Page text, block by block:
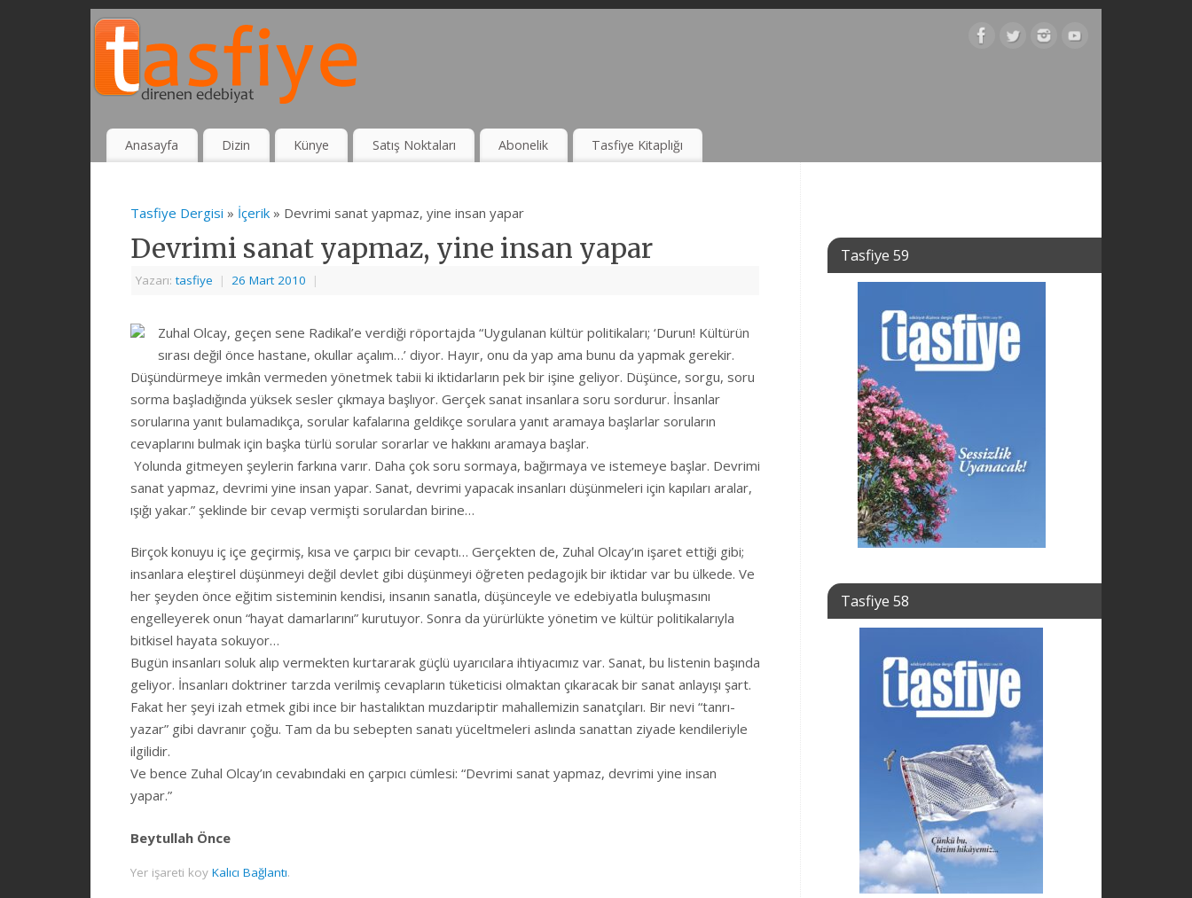
Anasayfa Dizin Künye Satış Noktaları Abonelik Tasfiye Kitaplığı
Tasfiye Dergisi » İçerik » Devrimi sanat yapmaz, yine insan yapar
Devrimi sanat yapmaz, yine insan yapar
Yazarı:tasfiye | 26 Mart 2010 |
Zuhal Olcay, geçen sene Radikal’e verdiği röportajda “Uygulanan kültür politikaları; ‘Durun! Kültürün
sırası değil önce hastane, okullar açalım…’ diyor. Hayır, onu da yap ama bunu da yapmak gerekir.
Düşündürmeye imkân vermeden yönetmek tabii ki iktidarların pek bir işine geliyor. Düşünce, sorgu, soru
sorma başladığında yüksek sesler çıkmaya başlıyor. Gerçek sanat insanlara soru sordurur. İnsanlar
sorularına yanıt bulamadıkça, sorular kafalarına geldikçe sorulara yanıt aramaya başlarlar soruların
cevaplarını bulmak için başka türlü sorular sorarlar ve hakkını aramaya başlar.
Yolunda gitmeyen şeylerin farkına varır. Daha çok soru sormaya, bağırmaya ve istemeye başlar. Devrimi
sanat yapmaz, devrimi yine insan yapar. Sanat, devrimi yapacak insanları düşünmeleri için kapıları aralar,
ışığı yakar.” şeklinde bir cevap vermişti sorulardan birine…
Birçok konuyu iç içe geçirmiş, kısa ve çarpıcı bir cevaptı… Gerçekten de, Zuhal Olcay’ın işaret ettiği gibi;
insanlara eleştirel düşünmeyi değil devlet gibi düşünmeyi öğreten pedagojik bir iktidar var bu ülkede. Ve
her şeyden önce eğitim sisteminin kendisi, insanın sanatla, düşünceyle ve edebiyatla buluşmasını
engelleyerek onun “hayat damarlarını” kurutuyor. Sonra da yürürlükte yönetim ve kültür politikalarıyla
bitkisel hayata sokuyor…
Bugün insanları soluk alıp vermekten kurtararak güçlü uyarıcılara ihtiyacımız var. Sanat, bu listenin başında
geliyor. İnsanları doktriner tarzda verilmiş cevapların tüketicisi olmaktan çıkaracak bir sanat anlayışı şart.
Fakat her şeyi izah etmek gibi ince bir hastalıktan muzdariptir mahallemizin sanatçıları. Bir nevi “tanrı-
yazar” gibi davranır çoğu. Tam da bu sebepten sanatı yüceltmeleri aslında sanattan ziyade kendileriyle
ilgilidir.
Ve bence Zuhal Olcay’ın cevabındaki en çarpıcı cümlesi: “Devrimi sanat yapmaz, devrimi yine insan
yapar.”
Beytullah Önce
Yer işareti koy Kalıcı Bağlantı.
Tasfiye 59
Tasfiye 58